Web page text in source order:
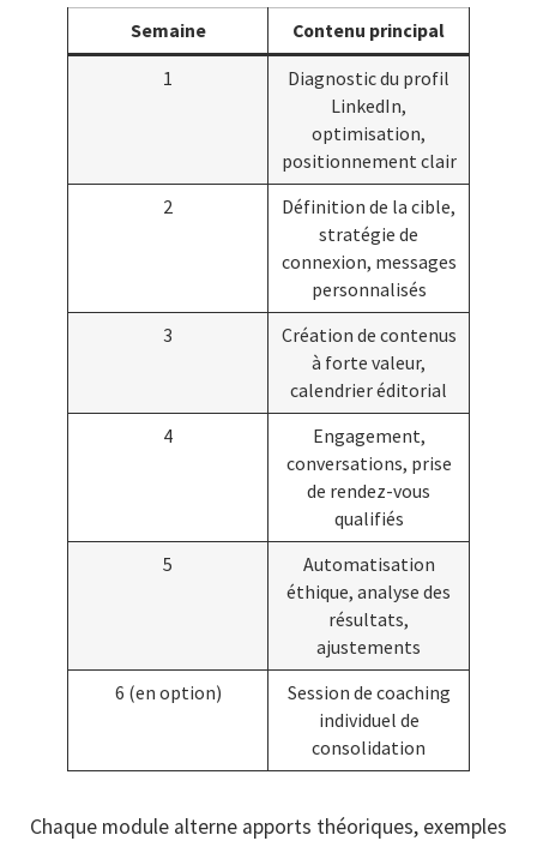
Semaine
Contenu principal
1
Diagnostic du profil
LinkedIn,
optimisation,
positionnement clair
2
Définition de la cible,
stratégie de
connexion, messages
personnalisés
3
Création de contenus
à forte valeur,
calendrier éditorial
4
Engagement,
conversations, prise
de rendez-vous
qualifiés
5
Automatisation
éthique, analyse des
résultats,
ajustements
6 (en option)
Session de coaching
individuel de
consolidation
Chaque module alterne apports théoriques, exemples